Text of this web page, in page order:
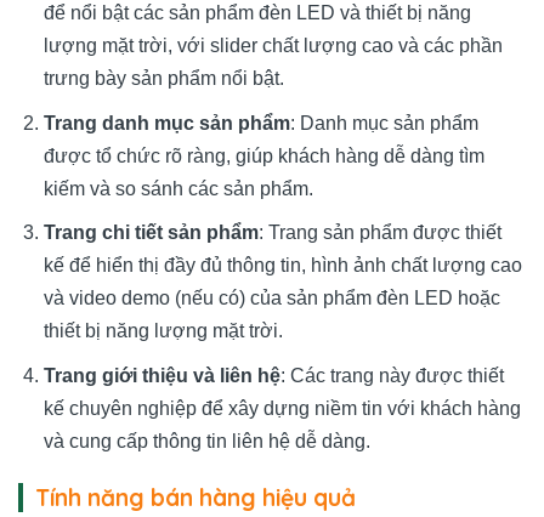
để nổi bật các sản phẩm đèn LED và thiết bị năng
lượng mặt trời, với slider chất lượng cao và các phần
trưng bày sản phẩm nổi bật.
Trang danh mục sản phẩm: Danh mục sản phẩm
được tổ chức rõ ràng, giúp khách hàng dễ dàng tìm
kiếm và so sánh các sản phẩm.
Trang chi tiết sản phẩm: Trang sản phẩm được thiết
kế để hiển thị đầy đủ thông tin, hình ảnh chất lượng cao
và video demo (nếu có) của sản phẩm đèn LED hoặc
thiết bị năng lượng mặt trời.
Trang giới thiệu và liên hệ: Các trang này được thiết
kế chuyên nghiệp để xây dựng niềm tin với khách hàng
và cung cấp thông tin liên hệ dễ dàng.
Tính năng bán hàng hiệu quả